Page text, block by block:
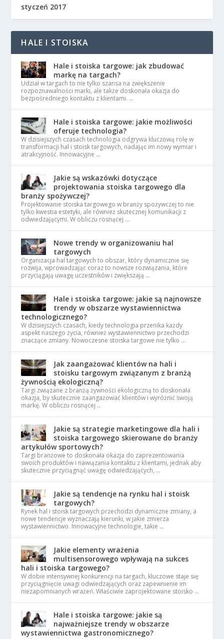
styczeń 2017
HALE I STOISKA
Hale i stoiska targowe: jak zbudować
markę na targach?
Udział w targach to nie tylko szansa na zwiększenie
rozpoznawalności marki, ale także doskonała okazja do
bezpośredniego kontaktu z klientami. …
Hale i stoiska targowe: jakie możliwości
oferuje technologia?
W dzisiejszych czasach technologia odgrywa kluczową rolę w
transformacji hal i stoisk targowych, nadając im nowy wymiar i
atrakcyjność. Innowacyjne …
Jakie są wskazówki dotyczące
projektowania stoiska targowego dla
branży spożywczej?
Projektowanie stoiska targowego w branży spożywczej to nie
tylko kwestia estetyki, ale również skutecznej komunikacji z
odwiedzającymi. W obliczu rosnącej …
Nowe trendy w organizowaniu hal
targowych
Organizacja hal targowych to obszar, który dynamicznie się
rozwija, wprowadzając coraz to nowsze rozwiązania, które
przyciągają uwagę uczestników i zwiększają …
Hale i stoiska targowe: jakie są najnowsze
trendy w obszarze wystawiennictwa
technologicznego?
W dzisiejszych czasach, kiedy technologia przenika każdy
aspekt naszego życia, również wystawiennictwo przechodzi
znaczące zmiany. Nowoczesne stoiska targowe nie tylko …
Jak zaangażować klientów na hali i
stoisku targowym związanym z branżą
żywnością ekologiczną?
Targi związane z branżą żywności ekologiczną to doskonała
okazja, by skutecznie zaangażować klientów i wyróżnić swoją
markę. W obliczu rosnącej …
Jakie są strategie marketingowe dla hali i
stoiska targowego skierowane do branży
artykułów sportowych?
Targi branżowe to doskonała okazja do zaprezentowania
swoich produktów i nawiązania kontaktu z klientami, jednak aby
skutecznie przyciągnąć uwagę odwiedzających, …
Jakie są tendencje na rynku hal i stoisk
targowych?
Rynek hal i stoisk targowych przechodzi dynamiczne zmiany, a
nowe tendencje wyznaczają kierunki, w jakie zmierza
wystawiennictwo. Innowacyjne technologie, takie …
Jakie elementy wrażenia
multisensorowego wpływają na sukces
hali i stoiska targowego?
W dobie intensywnej konkurencji na targach, kluczowe staje się
przyciągnięcie uwagi odwiedzających oraz zapewnienie im
niezapomnianych wrażeń. Właściwie zaprojektowane stoisko …
Hale i stoiska targowe: jakie są
najważniejsze trendy w obszarze
wystawiennictwa gastronomicznego?